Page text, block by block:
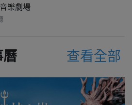
樂劇場
查看全部